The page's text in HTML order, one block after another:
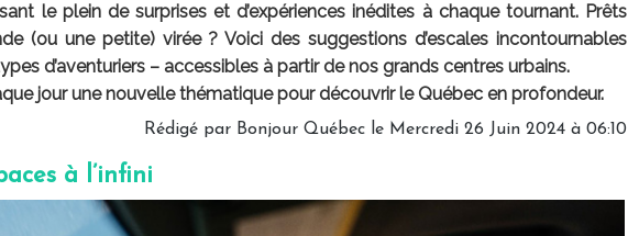
le plein de surprises et d’expériences inédites à chaque tournant. Prêts
(ou une petite) virée ? Voici des suggestions d’escales incontournables
d’aventuriers – accessibles à partir de nos grands centres urbains.
jour une nouvelle thématique pour découvrir le Québec en profondeur.
Rédigé par Bonjour Québec le Mercredi 26 Juin 2024 à 06:10
à l’infini